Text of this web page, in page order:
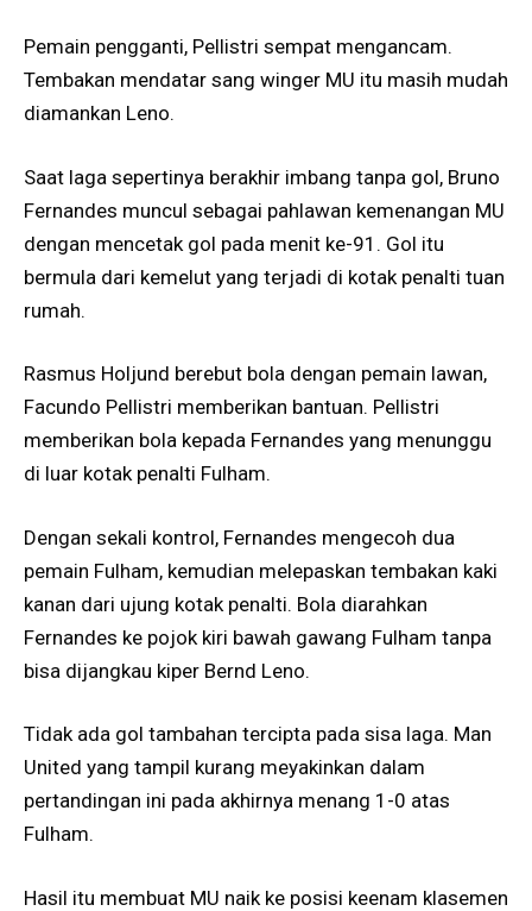
Pemain pengganti, Pellistri sempat mengancam.
Tembakan mendatar sang winger MU itu masih mudah
diamankan Leno.
Saat laga sepertinya berakhir imbang tanpa gol, Bruno
Fernandes muncul sebagai pahlawan kemenangan MU
dengan mencetak gol pada menit ke-91. Gol itu
bermula dari kemelut yang terjadi di kotak penalti tuan
rumah.
Rasmus Holjund berebut bola dengan pemain lawan,
Facundo Pellistri memberikan bantuan. Pellistri
memberikan bola kepada Fernandes yang menunggu
di luar kotak penalti Fulham.
Dengan sekali kontrol, Fernandes mengecoh dua
pemain Fulham, kemudian melepaskan tembakan kaki
kanan dari ujung kotak penalti. Bola diarahkan
Fernandes ke pojok kiri bawah gawang Fulham tanpa
bisa dijangkau kiper Bernd Leno.
Tidak ada gol tambahan tercipta pada sisa laga. Man
United yang tampil kurang meyakinkan dalam
pertandingan ini pada akhirnya menang 1-0 atas
Fulham.
Hasil itu membuat MU naik ke posisi keenam klasemen